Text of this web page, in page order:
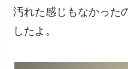
汚れた感じもなかった
したよ。